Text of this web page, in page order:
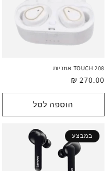
TOUCH 208 אוזניות
מחיר
רגיל
270.00 ₪
הוספה לסל
במבצע